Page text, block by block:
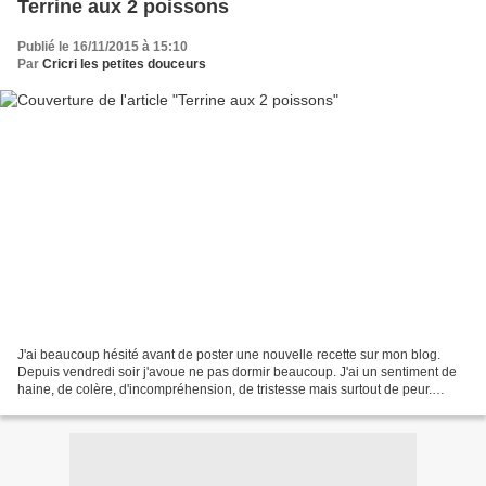
Terrine aux 2 poissons
Publié le 16/11/2015 à 15:10
Par Cricri les petites douceurs
J'ai beaucoup hésité avant de poster une nouvelle recette sur mon blog.
Depuis vendredi soir j'avoue ne pas dormir beaucoup. J'ai un sentiment de
haine, de colère, d'incompréhension, de tristesse mais surtout de peur.